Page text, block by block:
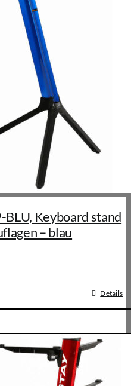
Keyboard stand
– blau
Details